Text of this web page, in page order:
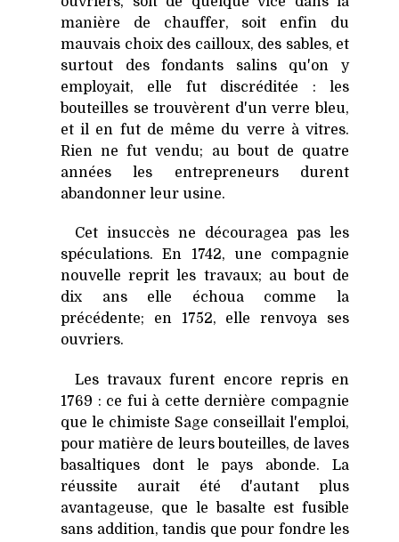
manière de chauffer, soit enfin du
mauvais choix des cailloux, des sables, et
surtout des fondants salins qu'on y
employait, elle fut discréditée : les
bouteilles se trouvèrent d'un verre bleu,
et il en fut de même du verre à vitres.
Rien ne fut vendu; au bout de quatre
années les entrepreneurs durent
abandonner leur usine.
Cet insuccès ne découragea pas les
spéculations. En 1742, une compagnie
nouvelle reprit les travaux; au bout de
dix ans elle échoua comme la
précédente; en 1752, elle renvoya ses
ouvriers.
Les travaux furent encore repris en
1769 : ce fui à cette dernière compagnie
que le chimiste Sage conseillait l'emploi,
pour matière de leurs bouteilles, de laves
basaltiques dont le pays abonde. La
réussite aurait été d'autant plus
avantageuse, que le basalte est fusible
sans addition, tandis que pour fondre les